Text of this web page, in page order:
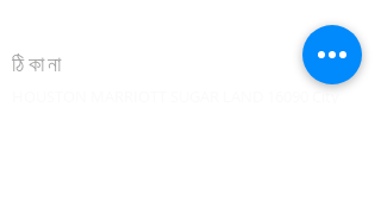
ঠিকানা
HOUSTON MARRIOTT SUGAR LAND 16090 City